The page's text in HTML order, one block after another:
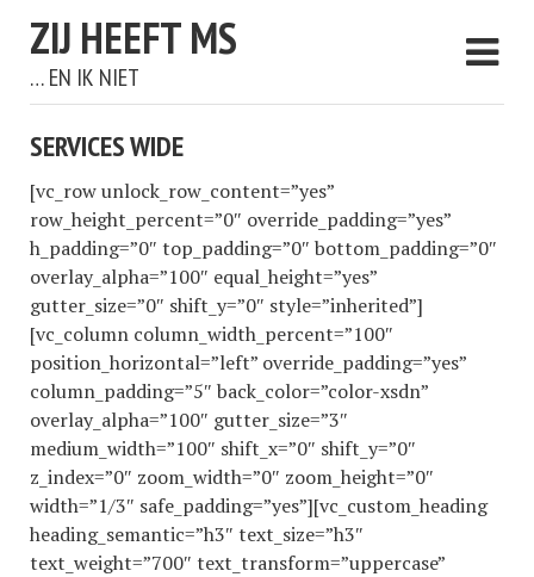
ZIJ HEEFT MS
… EN IK NIET
SERVICES WIDE
[vc_row unlock_row_content=”yes”
row_height_percent=”0″ override_padding=”yes”
h_padding=”0″ top_padding=”0″ bottom_padding=”0″
overlay_alpha=”100″ equal_height=”yes”
gutter_size=”0″ shift_y=”0″ style=”inherited”]
[vc_column column_width_percent=”100″
position_horizontal=”left” override_padding=”yes”
column_padding=”5″ back_color=”color-xsdn”
overlay_alpha=”100″ gutter_size=”3″
medium_width=”100″ shift_x=”0″ shift_y=”0″
z_index=”0″ zoom_width=”0″ zoom_height=”0″
width=”1/3″ safe_padding=”yes”][vc_custom_heading
heading_semantic=”h3″ text_size=”h3″
text_weight=”700″ text_transform=”uppercase”